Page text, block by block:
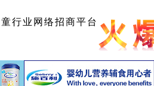
行业网络招商平台